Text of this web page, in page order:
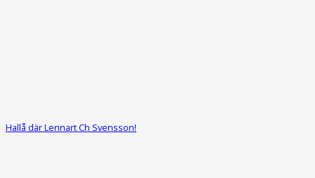
Hallå där Lennart Ch Svensson!